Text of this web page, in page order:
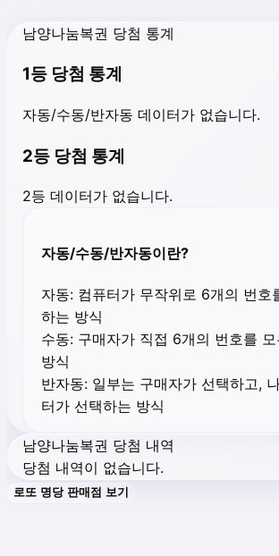
남양나눔복권 당첨 통계
1등 당첨 통계
자동/수동/반자동 데이터가 없습니다.
2등 당첨 통계
2등 데이터가 없습니다.
자동/수동/반자동이란?
자동: 컴퓨터가 무작위로 6개의 번호
하는 방식
수동: 구매자가 직접 6개의 번호를
방식
반자동: 일부는 구매자가 선택하고,
터가 선택하는 방식
남양나눔복권 당첨 내역
당첨 내역이 없습니다.
로또 명당 판매점 보기